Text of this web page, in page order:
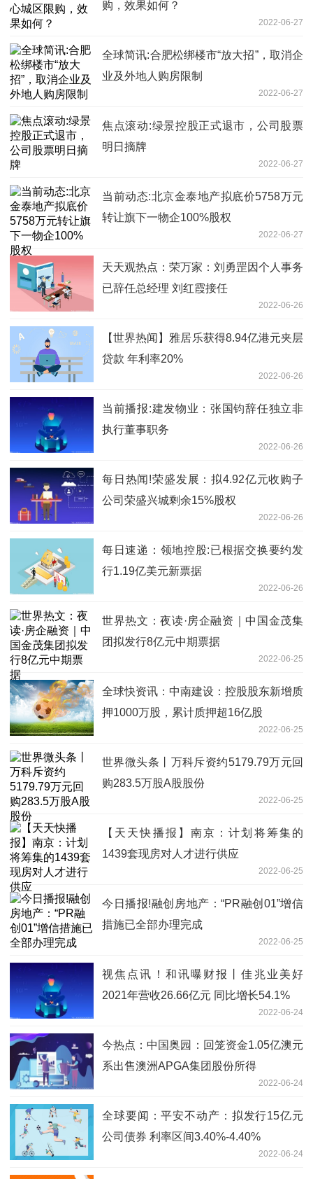
购，效果如何？
2022-06-27
全球简讯:合肥松绑楼市“放大招”，取消企
业及外地人购房限制
2022-06-27
焦点滚动:绿景控股正式退市，公司股票
明日摘牌
2022-06-27
当前动态:北京金泰地产拟底价5758万元
转让旗下一物企100%股权
2022-06-27
天天观热点：荣万家：刘勇罡因个人事务
已辞任总经理 刘红霞接任
2022-06-26
【世界热闻】雅居乐获得8.94亿港元夹层
贷款 年利率20%
2022-06-26
当前播报:建发物业：张国钧辞任独立非
执行董事职务
2022-06-26
每日热闻!荣盛发展：拟4.92亿元收购子
公司荣盛兴城剩余15%股权
2022-06-26
每日速递：领地控股:已根据交换要约发
行1.19亿美元新票据
2022-06-26
世界热文：夜读·房企融资｜中国金茂集
团拟发行8亿元中期票据
2022-06-25
全球快资讯：中南建设：控股股东新增质
押1000万股，累计质押超16亿股
2022-06-25
世界微头条丨万科斥资约5179.79万元回
购283.5万股A股股份
2022-06-25
【天天快播报】南京：计划将筹集的
1439套现房对人才进行供应
2022-06-25
今日播报!融创房地产：“PR融创01”增信
措施已全部办理完成
2022-06-25
视焦点讯！和讯曝财报丨佳兆业美好
2021年营收26.66亿元 同比增长54.1%
2022-06-24
今热点：中国奥园：回笼资金1.05亿澳元
系出售澳洲APGA集团股份所得
2022-06-24
全球要闻：平安不动产：拟发行15亿元
公司债券 利率区间3.40%-4.40%
2022-06-24